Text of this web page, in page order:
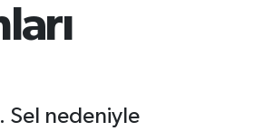
Sel nedeniyle